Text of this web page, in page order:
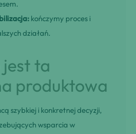
kończymy proces i
działań.
ta
produktowa
szybkiej i konkretnej decyzji,
wsparcia w